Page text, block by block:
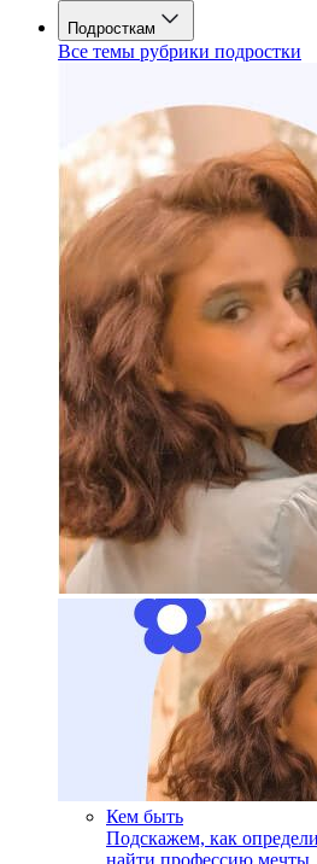
Подросткам
Все темы рубрики подростки
Кем быть
Подскажем, как
найти профессию мечты